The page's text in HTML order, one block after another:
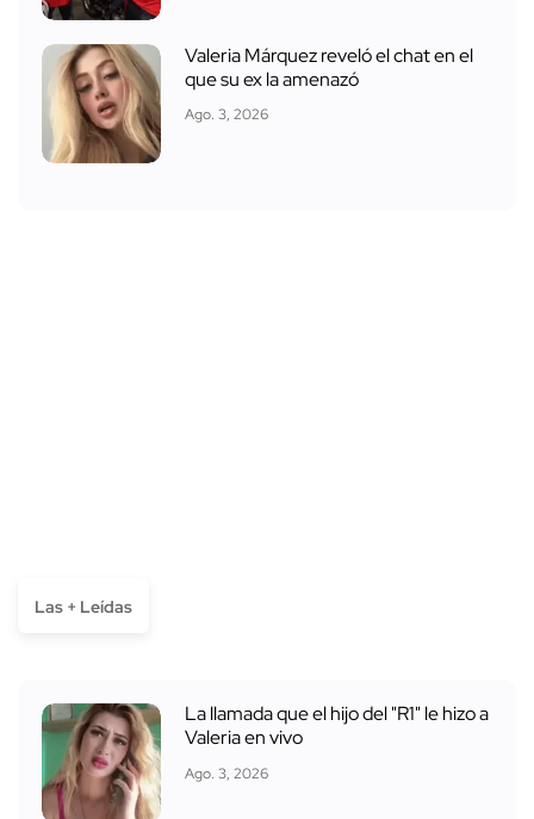
Valeria Márquez reveló el chat en el
que su ex la amenazó
Ago. 3, 2026
Las + Leídas
La llamada que el hijo del "R1" le hizo a
Valeria en vivo
Ago. 3, 2026